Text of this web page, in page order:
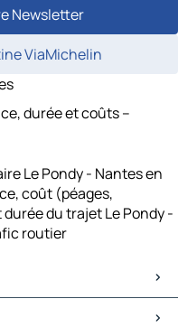
Newsletter
ViaMichelin
durée et coûts –
Le Pondy - Nantes en
coût (péages,
du trajet Le Pondy -
routier